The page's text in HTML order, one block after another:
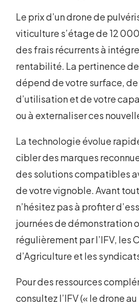
Le prix d’un drone de
viticulture s’étage de 12
des frais récurrents à
rentabilité. La pertinence
dépend de votre surface,
d’utilisation et de votre
ou à externaliser ces
La technologie évolue
cibler des marques
des solutions compatibles
de votre vignoble. Avant
n’hésitez pas à profiter
journées de démonstration
régulièrement par l’IFV, les
d’Agriculture et les
Pour des ressources
consultez l’IFV (« le drone